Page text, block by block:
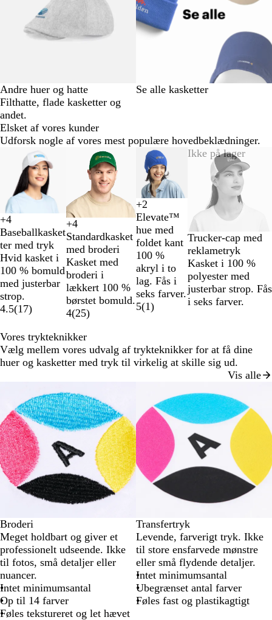
Andre huer og hatte
Filthatte, flade kasketter og
andet.
Se alle kasketter
Elsket af vores kunder
Udforsk nogle af vores mest populære hovedbeklædninger.
S
k
o
v
g
r
ø
n
K
o
n
g
e
b
l
å
M
ø
r
k
e
g
r
å
H
v
i
d
+4
Baseballkasket
ter med tryk
Hvid kasket i
100 % bomuld
med justerbar
strop.
4.5(17)
S
o
r
t
M
a
r
i
n
e
b
l
å
G
r
ø
n
M
ø
r
k
e
g
r
å
+4
Standardkasket
med broderi
Kasket med
broderi i
lækkert 100 %
børstet bomuld.
4(25)
B
l
å
G
r
å
G
r
ø
n
O
r
a
n
g
e
+2
Elevate™
hue med
foldet kant
100 %
akryl i to
lag. Fås i
seks farver.
5(1)
Ikke på lager
#
0
F
4
5
8
F
F
F
F
F
#
3
7
3
5
3
F
F
F
F
F
#
E
C
0
5
2
F
F
F
F
F
F
l
e
r
f
a
t
Trucker-cap med
reklametryk
Kasket i 100 %
polyester med
justerbar strop. Fås
i seks farver.
af
4
Vores trykteknikker
Vælg mellem vores udvalg af trykteknikker for at få dine
huer og kasketter med tryk til virkelig at skille sig ud.
Vis alle
Broderi
Meget holdbart og giver et
professionelt udseende. Ikke
til fotos, små detaljer eller
nuancer.
Intet minimumsantal
Op til 14 farver
Føles tekstureret og let hævet
Transfertryk
Levende, farverigt tryk. Ikke
til store ensfarvede mønstre
eller små flydende detaljer.
Intet minimumsantal
Ubegrænset antal farver
Føles fast og plastikagtigt